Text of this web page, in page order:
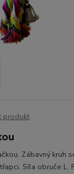
produkt
Zábavný kruh
Síla obruče L.